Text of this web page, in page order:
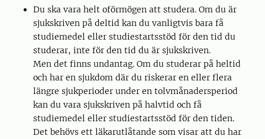
Du ska vara helt oförmögen att studera. Om du är
sjukskriven på deltid kan du vanligtvis bara få
studiemedel eller studiestartsstöd för den tid du
studerar, inte för den tid du är sjukskriven.
Men det finns undantag. Om du studerar på heltid
och har en sjukdom där du riskerar en eller flera
längre sjukperioder under en tolvmånadersperiod
kan du vara sjukskriven på halvtid och få
studiemedel eller studiestartsstöd för den tiden.
Det behövs ett läkarutlåtande som visar att du har